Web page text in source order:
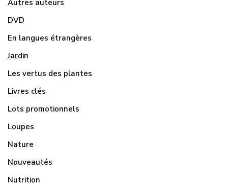
Autres auteurs
DVD
En langues étrangères
Jardin
Les vertus des plantes
Livres clés
Lots promotionnels
Loupes
Nature
Nouveautés
Nutrition